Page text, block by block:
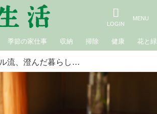
季節の家仕事 収納 掃除 健康 花と緑
ネパール流、澄んだ暮らし｜カラダを整える編「お香とマッサージオイル」